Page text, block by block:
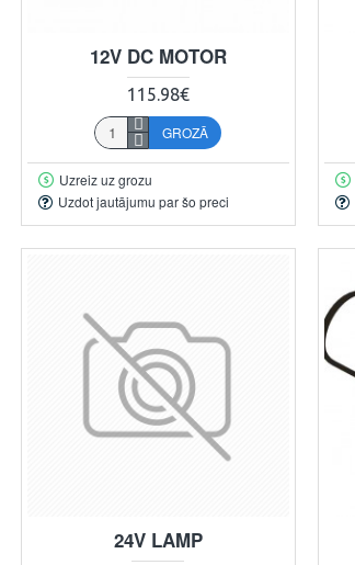
12V DC MOTOR
115.98€
GROZĀ
Uzreiz uz grozu
Uzdot jautājumu par šo preci
24V LAMP